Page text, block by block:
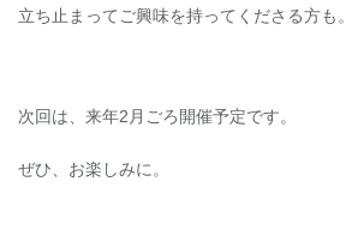
立ち止まってご興味を持ってくださる方も。
次回は、来年2月ごろ開催予定です。
ぜひ、お楽しみに。